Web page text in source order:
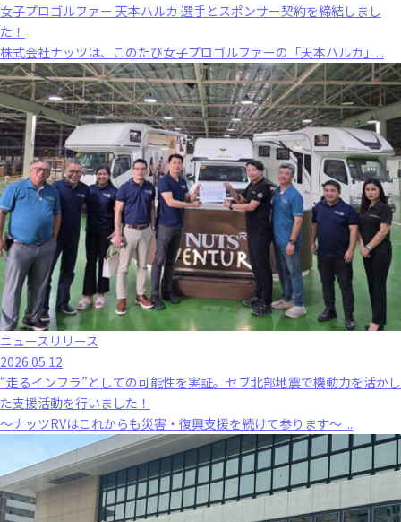
女子プロゴルファー 天本ハルカ 選手とスポンサー契約を締結しまし
た！
株式会社ナッツは、このたび女子プロゴルファーの「天本ハルカ」...
ニュースリリース
2026.05.12
“走るインフラ”としての可能性を実証。セブ北部地震で機動力を活かし
た支援活動を行いました！
～ナッツRVはこれからも災害・復興支援を続けて参ります～ ...